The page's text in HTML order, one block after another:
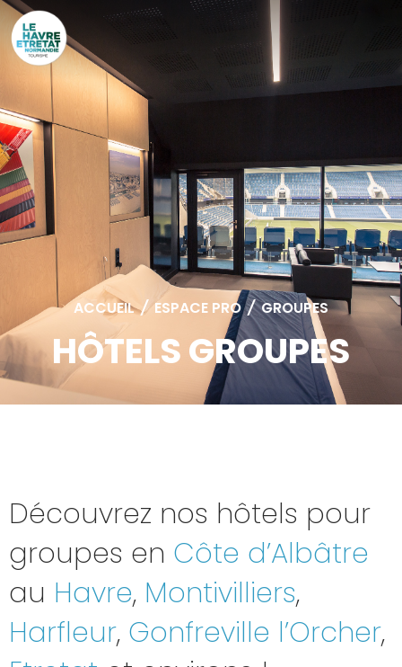
ACCUEIL / ESPACE PRO / GROUPES
HÔTELS GROUPES
Découvrez nos hôtels pour
groupes en Côte d’Albâtre
au Havre, Montivilliers,
Harfleur, Gonfreville l’Orcher,
Cookies management panel